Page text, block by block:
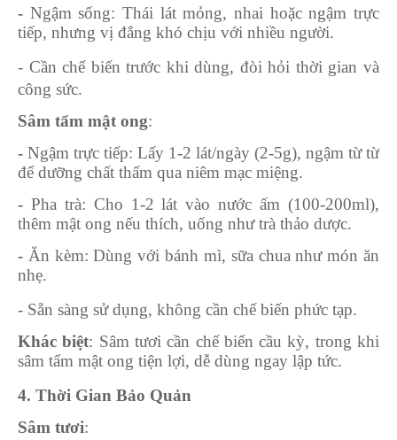
- Ngậm sống: Thái lát mỏng, nhai hoặc ngậm trực
tiếp, nhưng vị đắng khó chịu với nhiều người.
- Cần chế biến trước khi dùng, đòi hỏi thời gian và
công sức.
Sâm tẩm mật ong:
- Ngậm trực tiếp: Lấy 1-2 lát/ngày (2-5g), ngậm từ từ
để dưỡng chất thấm qua niêm mạc miệng.
- Pha trà: Cho 1-2 lát vào nước ấm (100-200ml),
thêm mật ong nếu thích, uống như trà thảo dược.
- Ăn kèm: Dùng với bánh mì, sữa chua như món ăn
nhẹ.
- Sẵn sàng sử dụng, không cần chế biến phức tạp.
Khác biệt: Sâm tươi cần chế biến cầu kỳ, trong khi
sâm tẩm mật ong tiện lợi, dễ dùng ngay lập tức.
4. Thời Gian Bảo Quản
Sâm tươi: